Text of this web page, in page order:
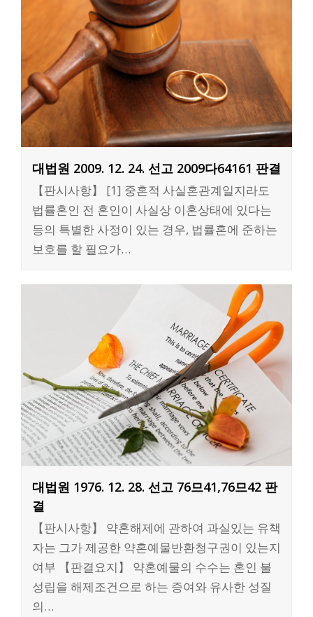
대법원 2009. 12. 24. 선고 2009다64161 판결
【판시사항】 [1] 중혼적 사실혼관계일지라도
법률혼인 전 혼인이 사실상 이혼상태에 있다는
등의 특별한 사정이 있는 경우, 법률혼에 준하는
보호를 할 필요가…
대법원 1976. 12. 28. 선고 76므41,76므42 판
결
【판시사항】 약혼해제에 관하여 과실있는 유책
자는 그가 제공한 약혼예물반환청구권이 있는지
여부 【판결요지】 약혼예물의 수수는 혼인 불
성립을 해제조건으로 하는 증여와 유사한 성질
의…